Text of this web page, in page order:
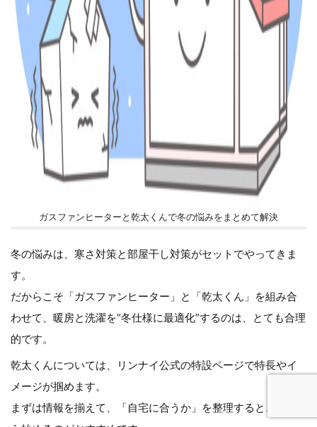
ガスファンヒーターと乾太くんで冬の悩みをまとめて解決
冬の悩みは、寒さ対策と部屋干し対策がセットでやってきま
す。
だからこそ「ガスファンヒーター」と「乾太くん」を組み合
わせて、暖房と洗濯を“冬仕様に最適化”するのは、とても合理
的です。
乾太くんについては、リンナイ公式の特設ページで特長やイ
メージが掴めます。
まずは情報を揃えて、「自宅に合うか」を整理するところか